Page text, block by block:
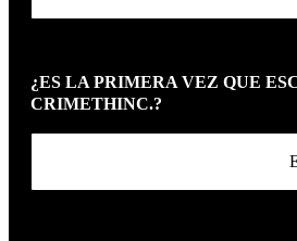
¿ES LA PRIMERA VEZ QUE
CRIMETHINC.?